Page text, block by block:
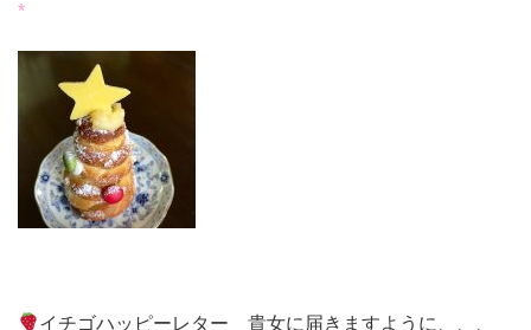
*
イチゴハッピーレター 貴女に届きますように、、、